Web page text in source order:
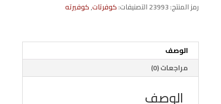
رمز المنتج:23993التصنيفات:كوفرتات,كوفيرته
الوصف
مراجعات (0)
الوصف